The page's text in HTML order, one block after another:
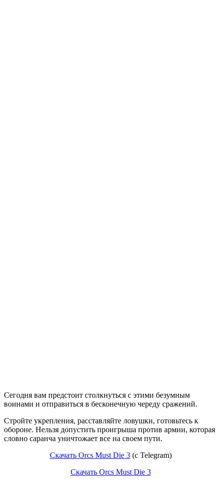
Сегодня вам предстоит столкнуться с этими безумным
воинами и отправиться в бесконечную череду сражений.
Стройте укрепления, расставляйте ловушки, готовьтесь к
обороне. Нельзя допустить проигрыша против армии, которая
словно саранча уничтожает все на своем пути.
Скачать Orcs Must Die 3(с Telegram)
Скачать Orcs Must Die 3